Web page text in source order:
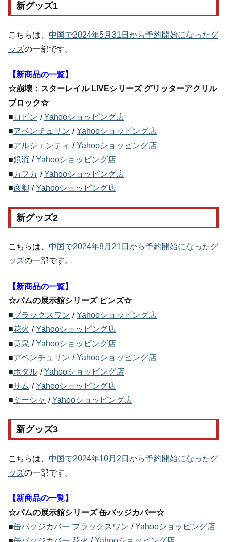
新グッズ1
こちらは、 中国で2024年5月31日から予約開始になったグ
ッズの一部です。
【新商品の一覧】
☆崩壊：スターレイル LIVEシリーズ グリッターアクリル
ブロック☆
■ ロビン /Yahooショッピング店
■アベンチュリン /Yahooショッピング店
■アルジェンティ /Yahooショッピング店
■鏡流 /Yahooショッピング店
■カフカ /Yahooショッピング店
■彦卿 /Yahooショッピング店
新グッズ2
こちらは、 中国で2024年8月21日から予約開始になったグ
ッズの一部です。
【新商品の一覧】
☆パムの展示館シリーズ ピンズ☆
■ブラックスワン /Yahooショッピング店
■花火 /Yahooショッピング店
■黄泉 /Yahooショッピング店
■アベンチュリン /Yahooショッピング店
■ホタル /Yahooショッピング店
■サム /Yahooショッピング店
■ ミーシャ /Yahooショッピング店
新グッズ3
こちらは、 中国で2024年10月2日から予約開始になったグ
ッズの一部です。
【新商品の一覧】
☆パムの展示館シリーズ 缶バッジカバー☆
■缶バッジカバー ブラックスワン /Yahooショッピング店